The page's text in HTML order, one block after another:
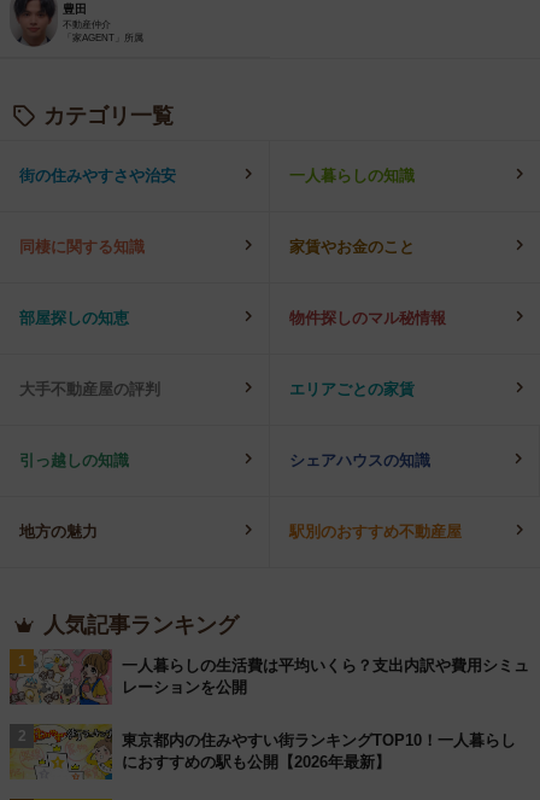
豊田
不動産仲介
「家AGENT」所属
カテゴリ一覧
街の住みやすさや治安 一人暮らしの知識
同棲に関する知識 家賃やお金のこと
部屋探しの知恵 物件探しのマル秘情報
大手不動産屋の評判 エリアごとの家賃
引っ越しの知識 シェアハウスの知識
地方の魅力 駅別のおすすめ不動産屋
人気記事ランキング
1
一人暮らしの生活費は平均いくら？支出内訳や費用シミュ
レーションを公開
2
東京都内の住みやすい街ランキングTOP10！一人暮らし
におすすめの駅も公開【2026年最新】